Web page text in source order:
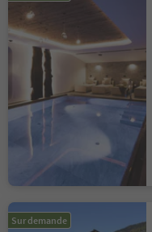
Sur demande